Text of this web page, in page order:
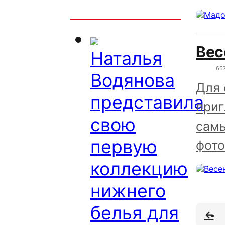
Наталья
Водянова
представила
свою
первую
коллекцию
нижнего
белья для
Для